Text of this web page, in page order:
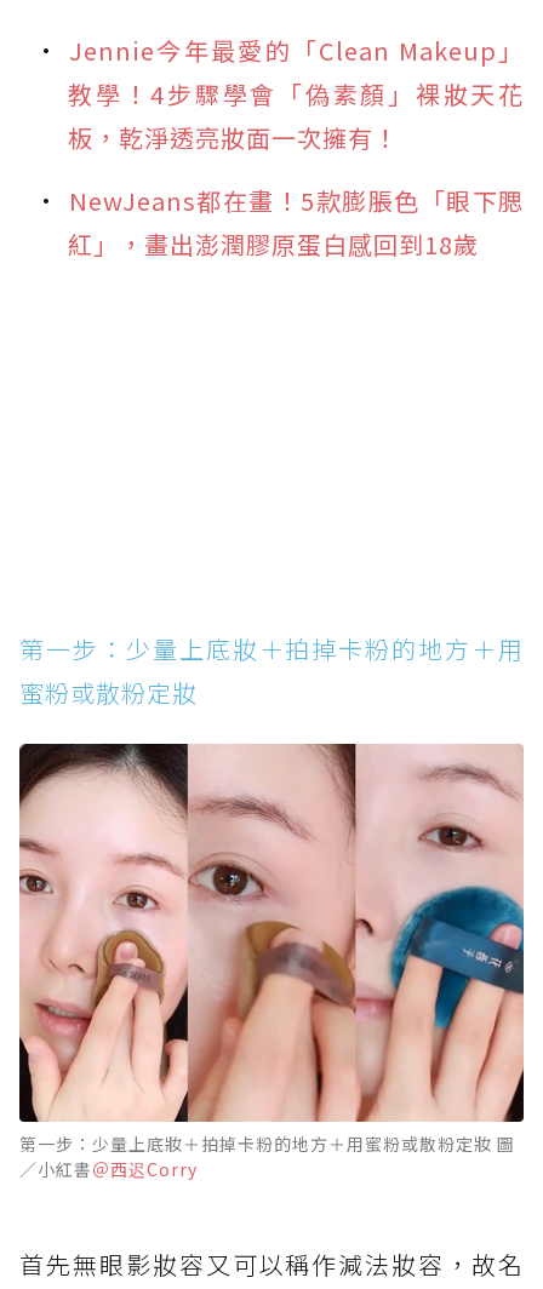
Jennie今年最愛的「Clean Makeup」
教學！4步驟學會「偽素顏」裸妝天花
板，乾淨透亮妝面一次擁有！
NewJeans都在畫！5款膨脹色「眼下腮
紅」，畫出澎潤膠原蛋白感回到18歲
第一步：少量上底妝＋拍掉卡粉的地方＋用
蜜粉或散粉定妝
第一步：少量上底妝＋拍掉卡粉的地方＋用蜜粉或散粉定妝 圖
／小紅書＠西迟Corry
首先無眼影妝容又可以稱作減法妝容，故名